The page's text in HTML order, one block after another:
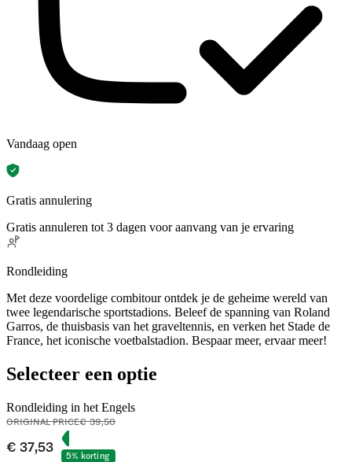
Vandaag open
Gratis annulering
Gratis annuleren tot 3 dagen voor aanvang van je ervaring
Rondleiding
Met deze voordelige combitour ontdek je de geheime wereld van
twee legendarische sportstadions. Beleef de spanning van Roland
Garros, de thuisbasis van het graveltennis, en verken het Stade de
France, het iconische voetbalstadion. Bespaar meer, ervaar meer!
Selecteer een optie
Rondleiding in het Engels
ORIGINAL PRICE€ 39,50
€ 37,53
5% korting